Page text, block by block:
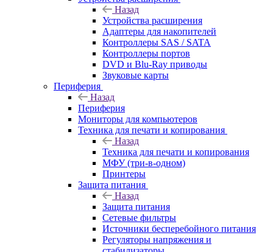
Назад
Устройства расширения
Адаптеры для накопителей
Контроллеры SAS / SATA
Контроллеры портов
DVD и Blu-Ray приводы
Звуковые карты
Периферия
Назад
Периферия
Мониторы для компьютеров
Техника для печати и копирования
Назад
Техника для печати и копирования
МФУ (три-в-одном)
Принтеры
Защита питания
Назад
Защита питания
Сетевые фильтры
Источники бесперебойного питания
Регуляторы напряжения и